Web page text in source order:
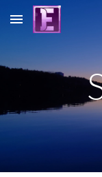
Skip to main content